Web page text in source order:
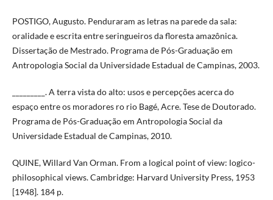
POSTIGO, Augusto. Penduraram as letras na parede da sala:
oralidade e escrita entre seringueiros da floresta amazônica.
Dissertação de Mestrado. Programa de Pós-Graduação em
Antropologia Social da Universidade Estadual de Campinas, 2003.
_________. A terra vista do alto: usos e percepções acerca do
espaço entre os moradores ro rio Bagé, Acre. Tese de Doutorado.
Programa de Pós-Graduação em Antropologia Social da
Universidade Estadual de Campinas, 2010.
QUINE, Willard Van Orman. From a logical point of view: logico-
philosophical views. Cambridge: Harvard University Press, 1953
[1948]. 184 p.